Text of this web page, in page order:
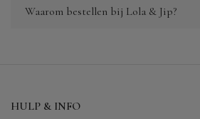
Waarom bestellen bij Lola & Jip?
HULP & INFO